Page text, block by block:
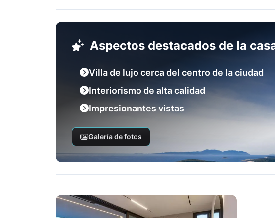
Aspectos destacados de la
Villa de lujo cerca del centro de la ciudad
Interiorismo de alta calidad
Impresionantes vistas
Galería de fotos